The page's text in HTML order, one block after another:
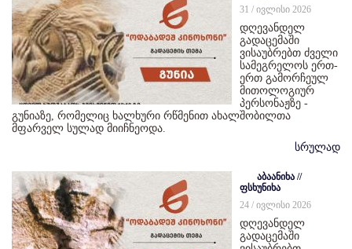
31 / ივლისი 2026
დღევანდელ
გადაცემაში
ვისაუბრებთ ძველი
სამეგრელოს ერთ-
ერთ გამორჩეულ
მითოლოგიურ
პერსონაჟზე -
გუნიაზე, რომელიც ხალხური რწმენით ახალშობილთა
მფარველ სულად მიიჩნეოდა.
სრულად
აბაანიხა //
ფსხუნიხა
24 / ივლისი 2026
დღევანდელ
გადაცემაში